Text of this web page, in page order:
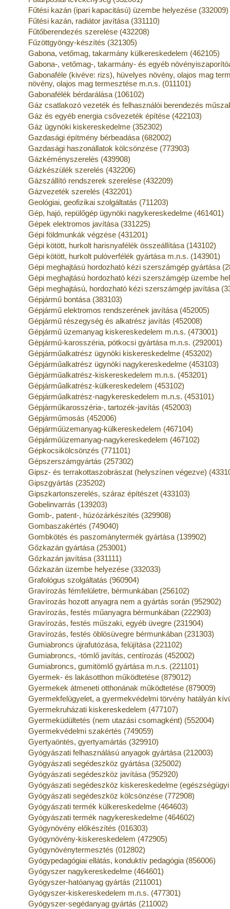
Fűtési kazán (ipari kapacitású) üzembe helyezése (332009)
Fűtési kazán, radiátor javítása (331110)
Fűtőberendezés szerelése (432208)
Fűzöttgyöngy-készítés (321305)
Gabona, vetőmag, takarmány külkereskedelem (462105)
Gabona-, vetőmag-, takarmány- és egyéb
Gabonaféle (kivéve: rizs), hüvelyes növény, olajos mag
növény, olajos mag termesztése m.n.s. (011101)
Gabonafélék bérdarálása (106102)
Gáz csatlakozó vezeték és felhasználói berendezés
Gáz és egyéb energia csővezeték építése (422103)
Gáz ügynöki kiskereskedelme (352302)
Gazdasági építmény bérbeadása (682002)
Gazdasági haszonállatok kölcsönzése (773903)
Gázkéményszerelés (439908)
Gázkészülék szerelés (432206)
Gázszállító rendszerek szerelése (432209)
Gázvezeték szerelés (432201)
Geológiai, geofizikai szolgáltatás (711203)
Gép, hajó, repülőgép ügynöki nagykereskedelme (461401)
Gépek elektromos javítása (331225)
Gépi földmunkák végzése (431201)
Gépi kötött, hurkolt harisnyafélék összeállítása (143102)
Gépi kötött, hurkolt pulóverfélék gyártása m.n.s. (143901)
Gépi meghajtású hordozható kézi szerszámgép gyártása
Gépi meghajtású hordozható kézi szerszámgép üzembe
Gépi meghajtású, hordozható kézi szerszámgép javítása
Gépjármű bontása (383103)
Gépjármű elektromos rendszerének javítása (452005)
Gépjármű részegység és alkatrész javítás (452008)
Gépjármű üzemanyag kiskereskedelem m.n.s. (473001)
Gépjármű-karosszéria, pótkocsi gyártása m.n.s. (292001)
Gépjárműalkatrész ügynöki kiskereskedelme (453202)
Gépjárműalkatrész ügynöki nagykereskedelme (453103)
Gépjárműalkatrész-kiskereskedelem m.n.s. (453201)
Gépjárműalkatrész-külkereskedelem (453102)
Gépjárműalkatrész-nagykereskedelem m.n.s. (453101)
Gépjárműkarosszéria-, tartozék-javítás (452003)
Gépjárműmosás (452006)
Gépjárműüzemanyag-külkereskedelem (467104)
Gépjárműüzemanyag-nagykereskedelem (467102)
Gépkocsikölcsönzés (771101)
Gépszerszámgyártás (257302)
Gipsz- és terrakottaszobrászat (helyszínen végezve)
Gipszgyártás (235202)
Gipszkartonszerelés, száraz építészet (433103)
Gobelinvarrás (139203)
Gomb-, patent-, húzózárkészítés (329908)
Gombaszakértés (749040)
Gombkötés és paszománytermék gyártása (139902)
Gőzkazán gyártása (253001)
Gőzkazán javítása (331111)
Gőzkazán üzembe helyezése (332033)
Grafológus szolgáltatás (960904)
Gravírozás fémfelületre, bérmunkában (256102)
Gravírozás hozott anyagra nem a gyártás során (952902)
Gravírozás, festés műanyagra bérmunkában (222903)
Gravírozás, festés műszaki, egyéb üvegre (231904)
Gravírozás, festés öblösüvegre bérmunkában (231303)
Gumiabroncs újrafutózása, felújítása (221102)
Gumiabroncs, -tömlő javítás, centírozás (452002)
Gumiabroncs, gumitömlő gyártása m.n.s. (221101)
Gyermek- és lakásotthon működtetése (879012)
Gyermekek átmeneti otthonának működtetése (879009)
Gyermekfelügyelet, a gyermekvédelmi törvény hatályán
Gyermekruházati kiskereskedelem (477107)
Gyermeküdültetés (nem utazási csomagként) (552004)
Gyermekvédelmi szakértés (749059)
Gyertyaöntés, gyertyamártás (329910)
Gyógyászati felhasználású anyagok gyártása (212003)
Gyógyászati segédeszköz gyártása (325002)
Gyógyászati segédeszköz javítása (952920)
Gyógyászati segédeszköz kiskereskedelme
Gyógyászati segédeszköz kölcsönzése (772908)
Gyógyászati termék külkereskedelme (464603)
Gyógyászati termék nagykereskedelme (464602)
Gyógynövény előkészítés (016303)
Gyógynövény-kiskereskedelem (472905)
Gyógynövénytermesztés (012802)
Gyógypedagógiai ellátás, konduktív pedagógia (856006)
Gyógyszer nagykereskedelme (464601)
Gyógyszer-hatóanyag gyártás (211001)
Gyógyszer-kiskereskedelem m.n.s. (477301)
Gyógyszer-segédanyag gyártás (211002)